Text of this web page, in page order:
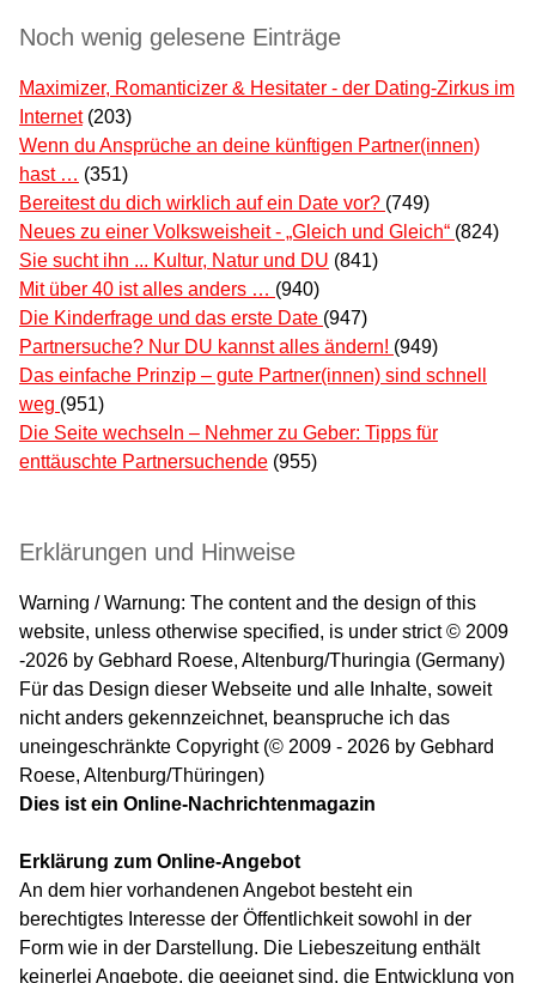
Noch wenig gelesene Einträge
Maximizer, Romanticizer & Hesitater - der Dating-Zirkus im
Internet (203)
Wenn du Ansprüche an deine künftigen Partner(innen)
hast … (351)
Bereitest du dich wirklich auf ein Date vor? (749)
Neues zu einer Volksweisheit - „Gleich und Gleich“ (824)
Sie sucht ihn ... Kultur, Natur und DU (841)
Mit über 40 ist alles anders … (940)
Die Kinderfrage und das erste Date (947)
Partnersuche? Nur DU kannst alles ändern! (949)
Das einfache Prinzip – gute Partner(innen) sind schnell
weg (951)
Die Seite wechseln – Nehmer zu Geber: Tipps für
enttäuschte Partnersuchende (955)
Erklärungen und Hinweise
Warning / Warnung: The content and the design of this
website, unless otherwise specified, is under strict © 2009
-2026 by Gebhard Roese, Altenburg/Thuringia (Germany)
Für das Design dieser Webseite und alle Inhalte, soweit
nicht anders gekennzeichnet, beanspruche ich das
uneingeschränkte Copyright (© 2009 - 2026 by Gebhard
Roese, Altenburg/Thüringen)
Dies ist ein Online-Nachrichtenmagazin
Erklärung zum Online-Angebot
An dem hier vorhandenen Angebot besteht ein
berechtigtes Interesse der Öffentlichkeit sowohl in der
Form wie in der Darstellung. Die Liebeszeitung enthält
keinerlei Angebote, die geeignet sind, die Entwicklung von